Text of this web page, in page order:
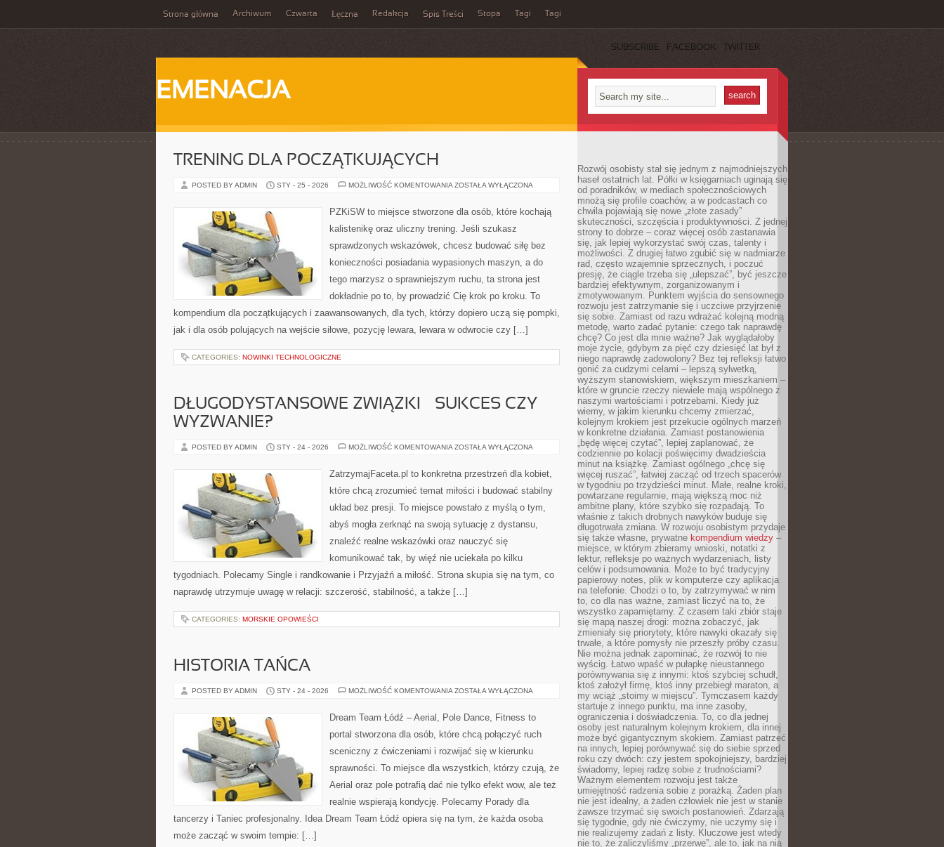
Strona główna Archiwum Czwarta Łęczna Redakcja Spis Treści Stopa Tagi Tagi
SUBSCRIBE FACEBOOK TWITTER
EMENACJA
TRENING DLA POCZĄTKUJĄCYCH
POSTED BY ADMIN STY - 25 - 2026 MOŻLIWOŚĆ KOMENTOWANIA TRENING
ZOSTAŁA WYŁĄCZONA
PZKiSW to miejsce stworzone dla osób, które kochają
kalistenikę oraz uliczny trening. Jeśli szukasz
sprawdzonych wskazówek, chcesz budować siłę bez
konieczności posiadania wypasionych maszyn, a do
tego marzysz o sprawniejszym ruchu, ta strona jest
dokładnie po to, by prowadzić Cię krok po kroku. To
kompendium dla początkujących i zaawansowanych, dla tych, którzy dopiero uczą się pompki,
jak i dla osób polujących na wejście siłowe, pozycję lewara, lewara w odwrocie czy […]
CATEGORIES: NOWINKI TECHNOLOGICZNE
DŁUGODYSTANSOWE ZWIĄZKI – SUKCES CZY
WYZWANIE?
POSTED BY ADMIN STY - 24 - 2026 MOŻLIWOŚĆ KOMENTOWANIA DŁUGODYSTANSOWE
CZY
ZOSTAŁA WYŁĄCZONA
ZatrzymajFaceta.pl to konkretna przestrzeń dla kobiet,
które chcą zrozumieć temat miłości i budować stabilny
układ bez presji. To miejsce powstało z myślą o tym,
abyś mogła zerknąć na swoją sytuację z dystansu,
znaleźć realne wskazówki oraz nauczyć się
komunikować tak, by więź nie uciekała po kilku
tygodniach. Polecamy Single i randkowanie i Przyjaźń a miłość. Strona skupia się na tym, co
naprawdę utrzymuje uwagę w relacji: szczerość, stabilność, a także […]
CATEGORIES: MORSKIE OPOWIEŚCI
HISTORIA TAŃCA
POSTED BY ADMIN STY - 24 - 2026 MOŻLIWOŚĆ KOMENTOWANIA HISTORIA
ZOSTAŁA WYŁĄCZONA
Dream Team Łódź – Aerial, Pole Dance, Fitness to
portal stworzona dla osób, które chcą połączyć ruch
sceniczny z ćwiczeniami i rozwijać się w kierunku
sprawności. To miejsce dla wszystkich, którzy czują, że
Aerial oraz pole potrafią dać nie tylko efekt wow, ale też
realnie wspierają kondycję. Polecamy Porady dla
tancerzy i Taniec profesjonalny. Idea Dream Team Łódź opiera się na tym, że każda osoba
może zacząć w swoim tempie: […]
Rozwój osobisty stał się jednym z najmodniejszych
haseł ostatnich lat. Półki w księgarniach uginają się
od poradników, w mediach społecznościowych
mnożą się profile coachów, a w podcastach co
chwila pojawiają się nowe „złote zasady”
skuteczności, szczęścia i produktywności. Z jednej
strony to dobrze – coraz więcej osób zastanawia
się, jak lepiej wykorzystać swój czas, talenty i
możliwości. Z drugiej łatwo zgubić się w nadmiarze
rad, często wzajemnie sprzecznych, i poczuć
presję, że ciągle trzeba się „ulepszać”, być jeszcze
bardziej efektywnym, zorganizowanym i
zmotywowanym. Punktem wyjścia do sensownego
rozwoju jest zatrzymanie się i uczciwe przyjrzenie
się sobie. Zamiast od razu wdrażać kolejną modną
metodę, warto zadać pytanie: czego tak naprawdę
chcę? Co jest dla mnie ważne? Jak wyglądałoby
moje życie, gdybym za pięć czy dziesięć lat był z
niego naprawdę zadowolony? Bez tej refleksji łatwo
gonić za cudzymi celami – lepszą sylwetką,
wyższym stanowiskiem, większym mieszkaniem –
które w gruncie rzeczy niewiele mają wspólnego z
naszymi wartościami i potrzebami. Kiedy już
wiemy, w jakim kierunku chcemy zmierzać,
kolejnym krokiem jest przekucie ogólnych marzeń
w konkretne działania. Zamiast postanowienia
„będę więcej czytać”, lepiej zaplanować, że
codziennie po kolacji poświęcimy dwadzieścia
minut na książkę. Zamiast ogólnego „chcę się
więcej ruszać”, łatwiej zacząć od trzech spacerów
w tygodniu po trzydzieści minut. Małe, realne kroki,
powtarzane regularnie, mają większą moc niż
ambitne plany, które szybko się rozpadają. To
właśnie z takich drobnych nawyków buduje się
długotrwała zmiana. W rozwoju osobistym przydaje
się także własne, prywatne kompendium wiedzy –
miejsce, w którym zbieramy wnioski, notatki z
lektur, refleksje po ważnych wydarzeniach, listy
celów i podsumowania. Może to być tradycyjny
papierowy notes, plik w komputerze czy aplikacja
na telefonie. Chodzi o to, by zatrzymywać w nim
to, co dla nas ważne, zamiast liczyć na to, że
wszystko zapamiętamy. Z czasem taki zbiór staje
się mapą naszej drogi: można zobaczyć, jak
zmieniały się priorytety, które nawyki okazały się
trwałe, a które pomysły nie przeszły próby czasu.
Nie można jednak zapominać, że rozwój to nie
wyścig. Łatwo wpaść w pułapkę nieustannego
porównywania się z innymi: ktoś szybciej schudł,
ktoś założył firmę, ktoś inny przebiegł maraton, a
my wciąż „stoimy w miejscu”. Tymczasem każdy
startuje z innego punktu, ma inne zasoby,
ograniczenia i doświadczenia. To, co dla jednej
osoby jest naturalnym kolejnym krokiem, dla innej
może być gigantycznym skokiem. Zamiast patrzeć
na innych, lepiej porównywać się do siebie sprzed
roku czy dwóch: czy jestem spokojniejszy, bardziej
świadomy, lepiej radzę sobie z trudnościami?
Ważnym elementem rozwoju jest także
umiejętność radzenia sobie z porażką. Żaden plan
nie jest idealny, a żaden człowiek nie jest w stanie
zawsze trzymać się swoich postanowień. Zdarzają
się tygodnie, gdy nie ćwiczymy, nie uczymy się i
nie realizujemy zadań z listy. Kluczowe jest wtedy
nie to, że zaliczyliśmy „przerwę”, ale to, jak na nią